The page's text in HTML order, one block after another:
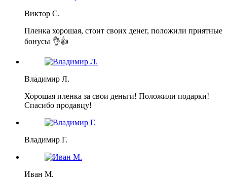
Виктор С.
Пленка хорошая, стоит своих денег, положили приятные
бонусы 👌👍
Владимир Л.
Хорошая пленка за свои деньги! Положили подарки!
Спасибо продавцу!
Владимир Г.
Иван М.